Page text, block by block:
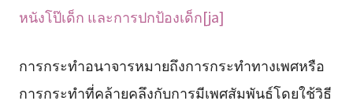
หนังโป๊เด็ก และการปกป้องเด็ก[ja]
การกระทำอนาจารหมายถึงการกระทำทางเพศหรือ
การกระทำที่คล้ายคลึงกับการมีเพศสัมพันธ์โดยใช้วิธี